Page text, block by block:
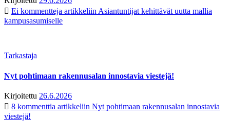
Ei kommentteja artikkeliin Asiantuntijat kehittävät uutta mallia
kampusasumiselle
Tarkastaja
Nyt pohtimaan rakennusalan innostavia viestejä!
Kirjoitettu 26.6.2026
8 kommenttia artikkeliin Nyt pohtimaan rakennusalan innostavia
viestejä!